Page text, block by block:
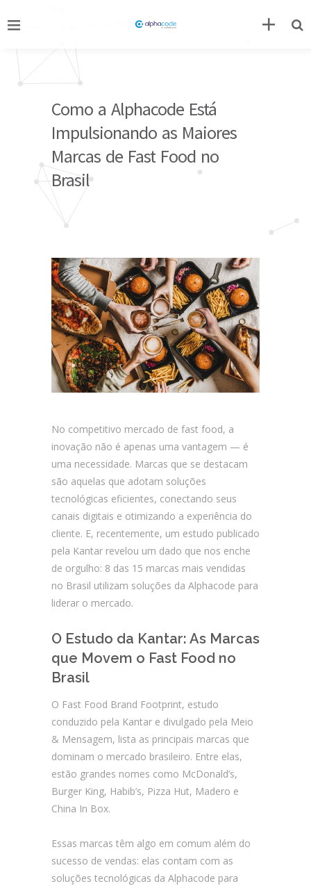
Como a Alphacode Está
Impulsionando as Maiores
Marcas de Fast Food no
Brasil
No competitivo mercado de fast food, a
inovação não é apenas uma vantagem — é
uma necessidade. Marcas que se destacam
são aquelas que adotam soluções
tecnológicas eficientes, conectando seus
canais digitais e otimizando a experiência do
cliente. E, recentemente, um estudo publicado
pela Kantar revelou um dado que nos enche
de orgulho: 8 das 15 marcas mais vendidas
no Brasil utilizam soluções da Alphacode para
liderar o mercado.
O Estudo da Kantar: As Marcas
que Movem o Fast Food no
Brasil
O Fast Food Brand Footprint, estudo
conduzido pela Kantar e divulgado pela Meio
& Mensagem, lista as principais marcas que
dominam o mercado brasileiro. Entre elas,
estão grandes nomes como McDonald’s,
Burger King, Habib’s, Pizza Hut, Madero e
China In Box.
Essas marcas têm algo em comum além do
sucesso de vendas: elas contam com as
soluções tecnológicas da Alphacode para